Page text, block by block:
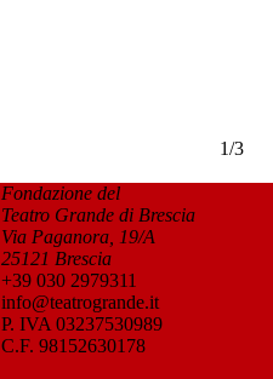
1/3
Fondazione del
Teatro Grande di Brescia
Via Paganora, 19/A
25121 Brescia
+39 030 2979311
info@teatrogrande.it
P. IVA 03237530989
C.F. 98152630178